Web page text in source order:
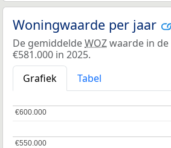
Woningwaarde per jaar
De gemiddeldeWOZwaarde in
€581.000 in 2025.
Grafiek
Tabel
€550.000
€550.000
€600.000
€600.000